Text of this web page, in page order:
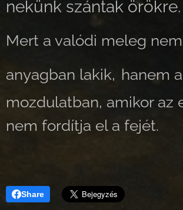
nekünk szántak örökre.
Mert a valódi meleg
anyagban lakik, hanem
mozdulatban, amikor az
nem fordítja el a fejét.
Share